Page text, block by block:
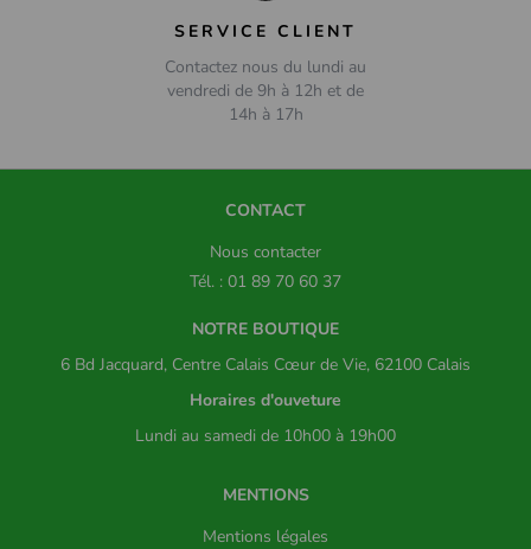
SERVICE CLIENT
Contactez nous du lundi au
vendredi de 9h à 12h et de
14h à 17h
CONTACT
Nous contacter
Tél. : 01 89 70 60 37
NOTRE BOUTIQUE
6 Bd Jacquard, Centre Calais Cœur de Vie, 62100 Calais
Horaires d'ouveture
Lundi au samedi de 10h00 à 19h00
MENTIONS
Mentions légales